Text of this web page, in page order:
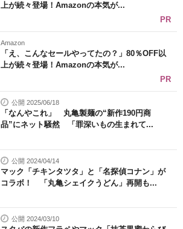
上が続々登場！Amazonの本気が...
PR
Amazon
「え、こんなセールやってたの？」80％OFF以
上が続々登場！Amazonの本気が...
PR
公開 2025/06/18
「なんやこれ」 丸亀製麺の“新作190円商
品”にネット騒然 「罪深いもの生まれて...
公開 2024/04/14
マック「チキンタツタ」と「名探偵コナン」が
コラボ！ 「丸亀シェイクうどん」再開も...
公開 2024/03/10